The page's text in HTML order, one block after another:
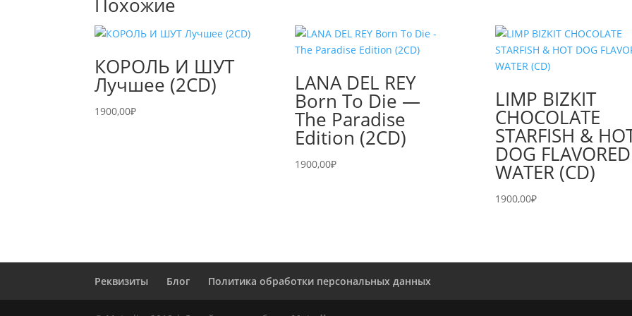
КОРОЛЬ И ШУТ
Лучшее (2CD)
1900,00₽
LANA DEL REY
Born To Die —
The Paradise
Edition (2CD)
1900,00₽
LIMP BIZKIT
CHOCOLATE
STARFISH &
DOG FLAVORED
WATER (CD)
1900,00₽
Реквизиты Блог Политика обработки персональных данных